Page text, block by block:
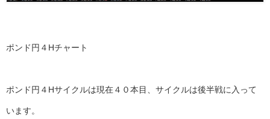
ポンド円４Hチャート
ポンド円４Hサイクルは現在４０本目、サイクルは後半戦に入って
います。